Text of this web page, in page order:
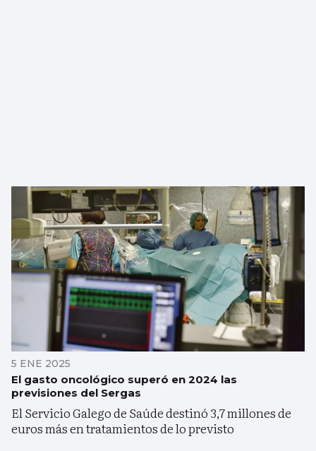
5 ENE 2025
El gasto oncológico superó en 2024 las
previsiones del Sergas
El Servicio Galego de Saúde destinó 3,7 millones de
euros más en tratamientos de lo previsto